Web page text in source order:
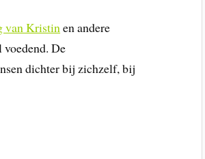
van Kristinen andere
De
dichter bij zichzelf, bij